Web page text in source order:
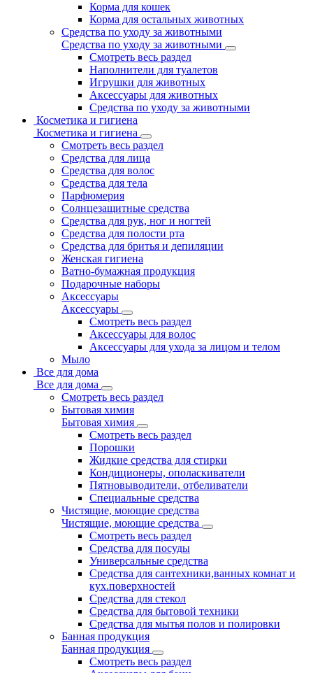
Корма для кошек
Корма для остальных животных
Средства по уходу за животными
Средства по уходу за животными
Смотреть весь раздел
Наполнители для туалетов
Игрушки для животных
Аксессуары для животных
Средства по уходу за животными
Косметика и гигиена
Косметика и гигиена
Смотреть весь раздел
Средства для лица
Средства для волос
Средства для тела
Парфюмерия
Солнцезащитные средства
Средства для рук, ног и ногтей
Средства для полости рта
Средства для бритья и депиляции
Женская гигиена
Ватно-бумажная продукция
Подарочные наборы
Аксессуары
Аксессуары
Смотреть весь раздел
Аксессуары для волос
Аксессуары для ухода за лицом и телом
Мыло
Все для дома
Все для дома
Смотреть весь раздел
Бытовая химия
Бытовая химия
Смотреть весь раздел
Порошки
Жидкие средства для стирки
Кондиционеры, ополаскиватели
Пятновыводители, отбеливатели
Специальные средства
Чистящие, моющие средства
Чистящие, моющие средства
Смотреть весь раздел
Средства для посуды
Универсальные средства
Средства для сантехники,ванных комнат и
кух.поверхностей
Средства для стекол
Средства для бытовой техники
Средства для мытья полов и полировки
Банная продукция
Банная продукция
Смотреть весь раздел